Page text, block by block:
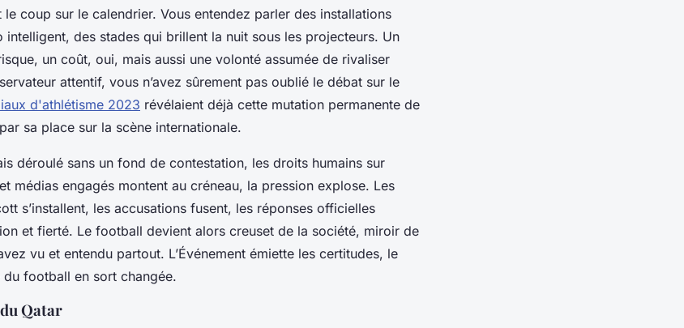
le coup sur le calendrier. Vous entendez parler des installations
intelligent, des stades qui brillent la nuit sous les projecteurs. Un
un coût, oui, mais aussi une volonté assumée de rivaliser
attentif, vous n’avez sûrement pas oublié le débat sur le
d'athlétisme 2023 révélaient déjà cette mutation permanente de
sa place sur la scène internationale.
déroulé sans un fond de contestation, les droits humains sur
médias engagés montent au créneau, la pression explose. Les
s’installent, les accusations fusent, les réponses officielles
et fierté. Le football devient alors creuset de la société, miroir de
vu et entendu partout. L’Événement émiette les certitudes, le
du football en sort changée.
Qatar